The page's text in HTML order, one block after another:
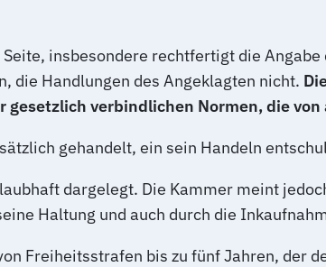
insbesondere rechtfertigt die
die Handlungen des Angeklagten nicht.
gesetzlich verbindlichen Normen, die
gehandelt, ein sein Handeln
dargelegt. Die Kammer meint
Haltung und auch durch die
Freiheitsstrafen bis zu fünf Jahren, der